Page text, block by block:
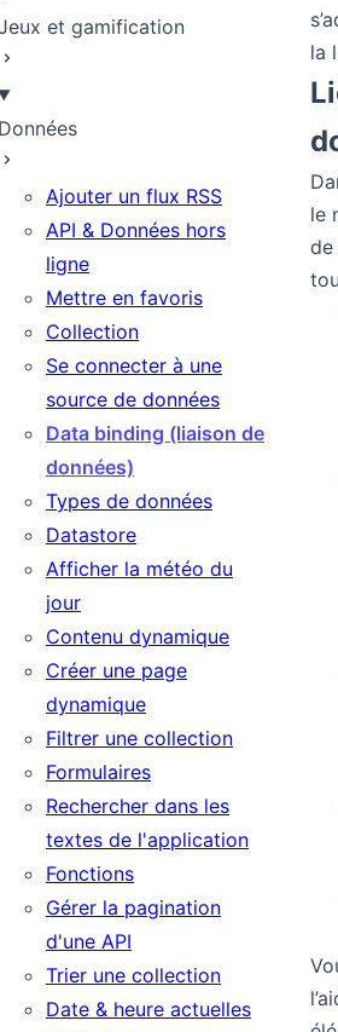
et gamification
Données
Ajouter un flux RSS
API & Données hors
ligne
Mettre en favoris
Collection
Se connecter à une
source de données
Data binding (liaison de
données)
Types de données
Datastore
Afficher la météo du
jour
Contenu dynamique
Créer une page
dynamique
Filtrer une collection
Formulaires
Rechercher dans les
textes de l'application
Fonctions
Gérer la pagination
d'une API
Trier une collection
Date & heure actuelles
la
le
de